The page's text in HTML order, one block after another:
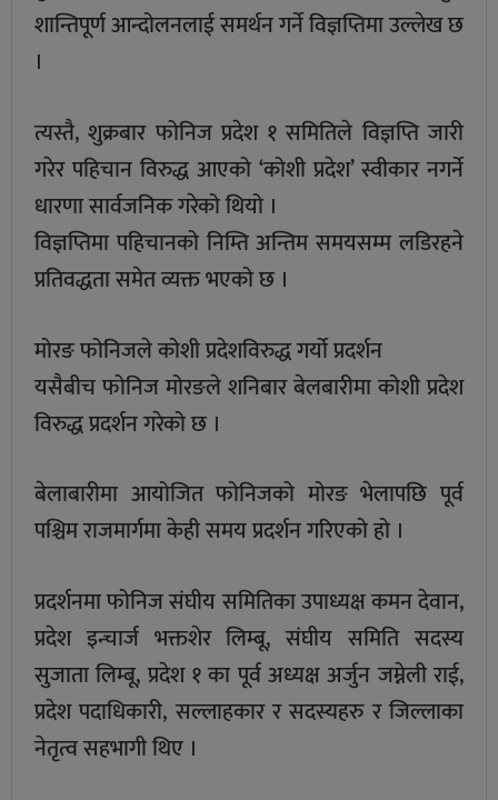
शान्तिपूर्ण आन्दोलनलाई समर्थन गर्ने विज्ञप्तिमा उल्लेख छ
।
त्यस्तै, शुक्रबार फोनिज प्रदेश १ समितिले विज्ञप्ति जारी
गरेर पहिचान विरुद्ध आएको ‘कोशी प्रदेश’ स्वीकार नगर्ने
धारणा सार्वजनिक गरेको थियो ।
विज्ञप्तिमा पहिचानको निम्ति अन्तिम समयसम्म लडिरहने
प्रतिवद्धता समेत व्यक्त भएको छ ।
मोरङ फोनिजले कोशी प्रदेशविरुद्ध गर्यो प्रदर्शन
यसैबीच फोनिज मोरङले शनिबार बेलबारीमा कोशी प्रदेश
विरुद्ध प्रदर्शन गरेको छ ।
बेलाबारीमा आयोजित फोनिजको मोरङ भेलापछि पूर्व
पश्चिम राजमार्गमा केही समय प्रदर्शन गरिएको हो ।
प्रदर्शनमा फोनिज संघीय समितिका उपाध्यक्ष कमन देवान,
प्रदेश इन्चार्ज भक्तशेर लिम्बू, संघीय समिति सदस्य
सुजाता लिम्बू, प्रदेश १ का पूर्व अध्यक्ष अर्जुन जम्नेली राई,
प्रदेश पदाधिकारी, सल्लाहकार र सदस्यहरु र जिल्लाका
नेतृत्व सहभागी थिए ।